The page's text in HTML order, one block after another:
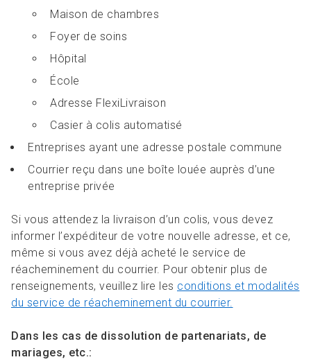
Maison de chambres
Foyer de soins
Hôpital
École
Adresse FlexiLivraison
Casier à colis automatisé
Entreprises ayant une adresse postale commune
Courrier reçu dans une boîte louée auprès d’une
entreprise privée
Si vous attendez la livraison d’un colis, vous devez
informer l’expéditeur de votre nouvelle adresse, et ce,
même si vous avez déjà acheté le service de
réacheminement du courrier. Pour obtenir plus de
renseignements, veuillez lire les conditions et modalités
du service de réacheminement du courrier.
Dans les cas de dissolution de partenariats, de
mariages, etc.: